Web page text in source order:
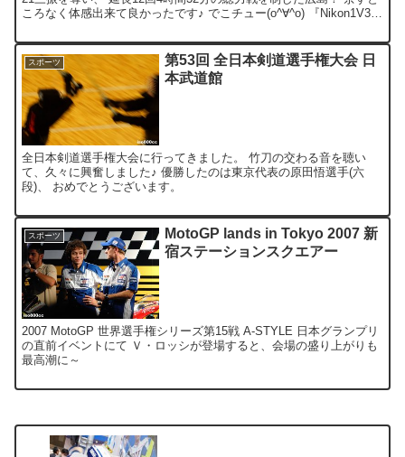
ころなく体感出来て良かったです♪ でこチュー(o^∀^o) 『Nikon1V3』
スポーツ
第53回 全日本剣道選手権大会 日
本武道館
全日本剣道選手権大会に行ってきました。 竹刀の交わる音を聴い
て、久々に興奮しました♪ 優勝したのは東京代表の原田悟選手(六
段)、 おめでとうございます。
スポーツ
MotoGP lands in Tokyo 2007 新
宿ステーションスクエアー
2007 MotoGP 世界選手権シリーズ第15戦 A-STYLE 日本グランプリ
の直前イベントにて Ｖ・ロッシが登場すると、会場の盛り上がりも
最高潮に～